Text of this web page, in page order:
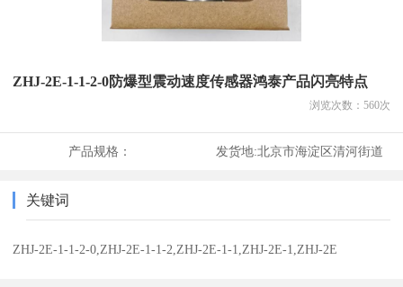
ZHJ-2E-1-1-2-0防爆型震动速度传感器鸿泰产品闪亮特点
浏览次数： 560次
产品规格： 发货地:北京市海淀区清河街道
关键词
ZHJ-2E-1-1-2-0,ZHJ-2E-1-1-2,ZHJ-2E-1-1,ZHJ-2E-1,ZHJ-2E